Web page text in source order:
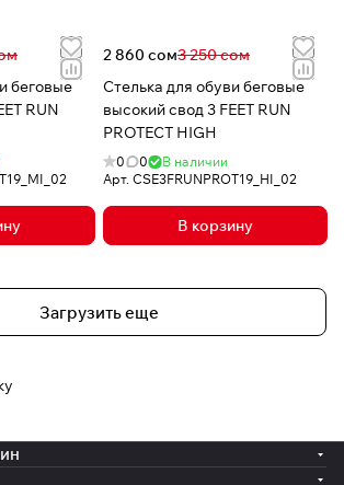
беговые
RUN
2 860 сом3 250 сом
Стелька для обуви беговые
высокий свод 3 FEET RUN
PROTECT HIGH
0 0
В наличии
Арт. CSE3FRUNPROT19_HI_02
В корзину
Загрузить еще